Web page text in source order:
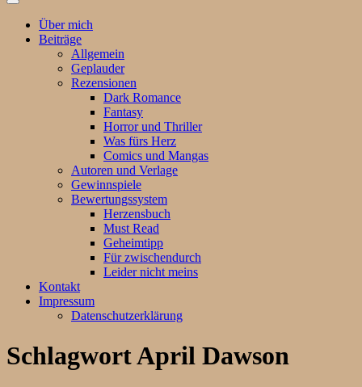
Suchfeld
ein-/ausblenden
Über mich
Beiträge
Allgemein
Geplauder
Rezensionen
Dark Romance
Fantasy
Horror und Thriller
Was fürs Herz
Comics und Mangas
Autoren und Verlage
Gewinnspiele
Bewertungssystem
Herzensbuch
Must Read
Geheimtipp
Für zwischendurch
Leider nicht meins
Kontakt
Impressum
Datenschutzerklärung
SchlagwortApril Dawson